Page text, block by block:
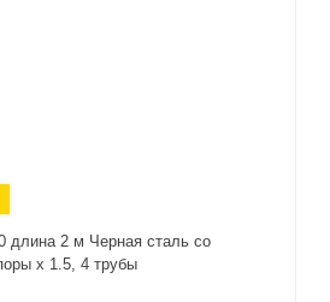
длина 2 м Черная сталь со
х 1.5, 4 трубы